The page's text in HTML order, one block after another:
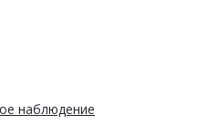
наблюдение